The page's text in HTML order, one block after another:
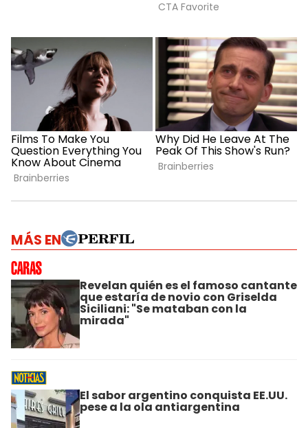
MÁS EN
Revelan quién es el famoso cantante
que estaría de novio con Griselda
Siciliani: "Se mataban con la
mirada"
El sabor argentino conquista EE.UU.
pese a la ola antiargentina